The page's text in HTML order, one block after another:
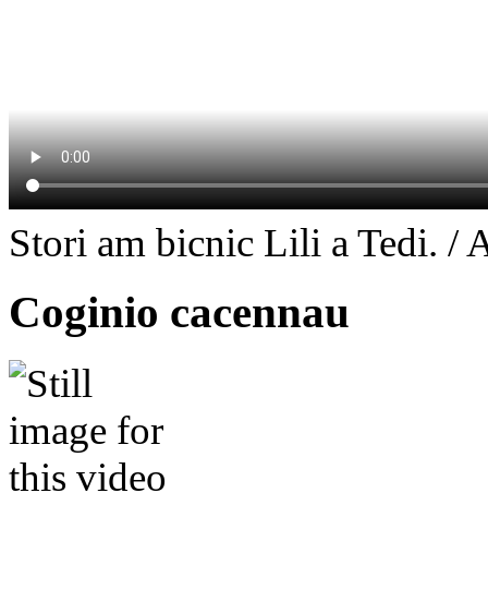
Stori am bicnic Lili a Tedi. /
Coginio cacennau